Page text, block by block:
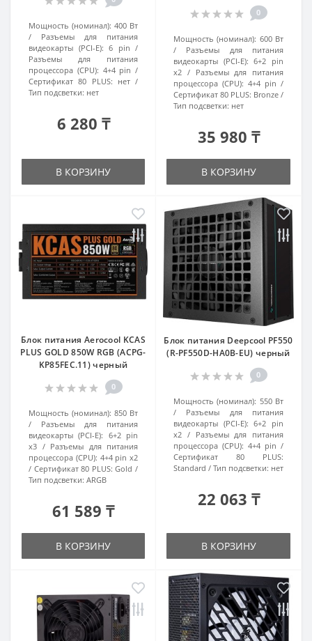
Мощность (номинал): 400 Вт
Разъемы для питания
видеокарты (PCI-E): 6 pin
Разъемы для питания
процессора (CPU): 4+4 pin
Сертификат 80 PLUS: нет
Тип подсветки: нет
6 280 ₸
В КОРЗИНУ
0
Мощность (номинал): 600 Вт
Разъемы для питания
видеокарты (PCI-E): 6+2 pin
x2
Разъемы для питания
процессора (CPU): 4+4 pin
Сертификат 80 PLUS: Bronze
Тип подсветки: нет
35 980 ₸
В КОРЗИНУ
Блок питания Aerocool KCAS
PLUS GOLD 850W RGB (ACPG-
KP85FEC.11) черный
0
Мощность (номинал): 850 Вт
Разъемы для питания
видеокарты (PCI-E): 6+2 pin
x3
Разъемы для питания
процессора (CPU): 4+4 pin x2
Сертификат 80 PLUS: Gold
Тип подсветки: ARGB
61 589 ₸
В КОРЗИНУ
Блок питания Deepcool PF550
(R-PF550D-HA0B-EU) черный
0
Мощность (номинал): 550 Вт
Разъемы для питания
видеокарты (PCI-E): 6+2 pin
x2
Разъемы для питания
процессора (CPU): 4+4 pin
Сертификат 80 PLUS:
Standard
Тип подсветки: нет
22 063 ₸
В КОРЗИНУ